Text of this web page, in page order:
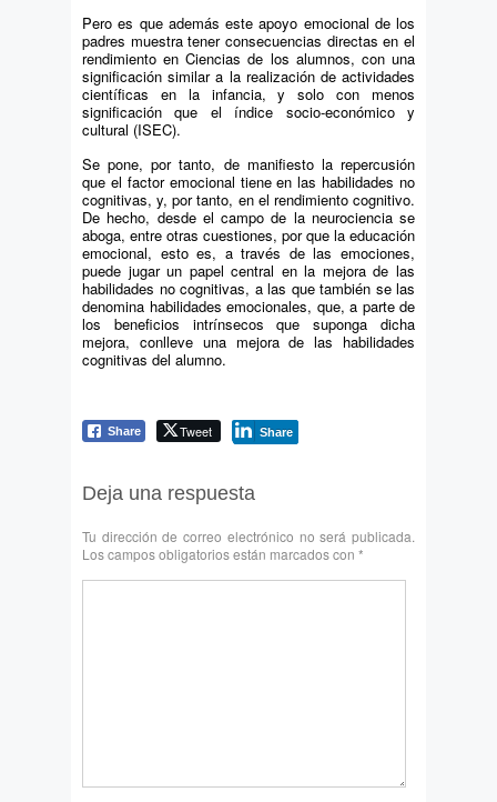
Pero es que además este apoyo emocional de los
padres muestra tener consecuencias directas en el
rendimiento en Ciencias de los alumnos, con una
significación similar a la realización de actividades
científicas en la infancia, y solo con menos
significación que el índice socio-económico y
cultural (ISEC).
Se pone, por tanto, de manifiesto la repercusión
que el factor emocional tiene en las habilidades no
cognitivas, y, por tanto, en el rendimiento cognitivo.
De hecho, desde el campo de la neurociencia se
aboga, entre otras cuestiones, por que la educación
emocional, esto es, a través de las emociones,
puede jugar un papel central en la mejora de las
habilidades no cognitivas, a las que también se las
denomina habilidades emocionales, que, a parte de
los beneficios intrínsecos que suponga dicha
mejora, conlleve una mejora de las habilidades
cognitivas del alumno.
Share Tweet Share
Deja una respuesta
Tu dirección de correo electrónico no será publicada.
Los campos obligatorios están marcados con *